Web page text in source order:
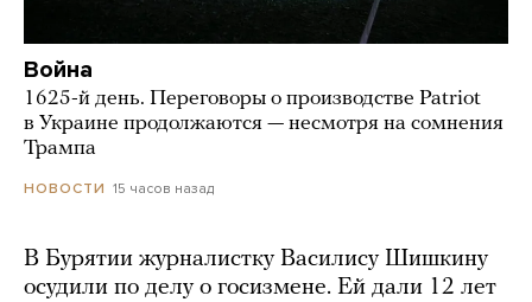
Война
1625-й день. Переговоры о производстве Patriot
в Украине продолжаются — несмотря на сомнения
Трампа
НОВОСТИ 15 часов назад
В Бурятии журналистку Василису Шишкину
осудили по делу о госизмене. Ей дали 12 лет